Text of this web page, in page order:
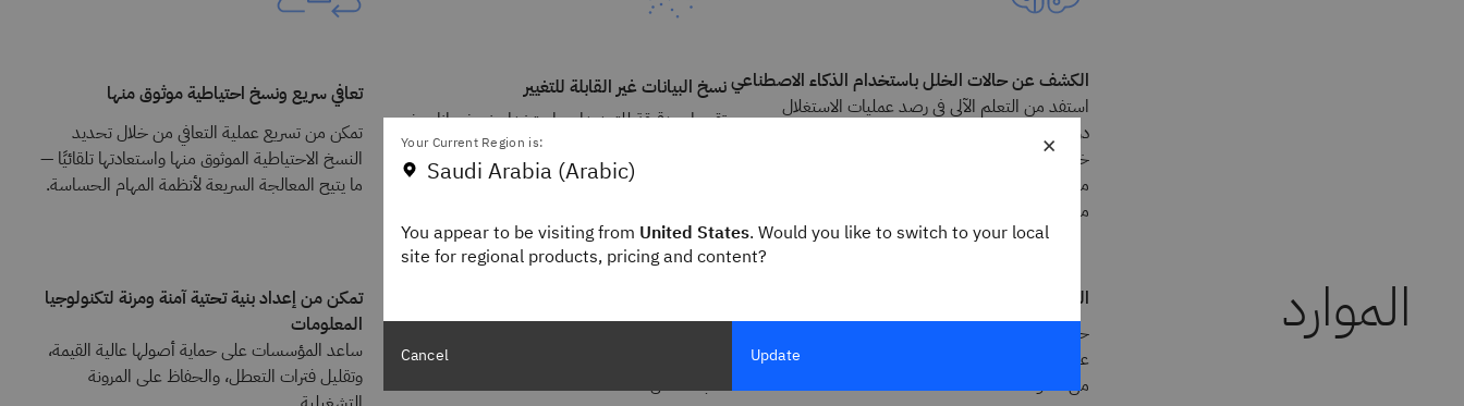
الكشف عن حالات الخلل باستخدام الذكاء الاصطناعي
استفد من التعلم الآلي في رصد عمليات الاستغلال
دون انتظار لبرامج الفدية الضارة والإتلاف الخفي من
خلال النسخ الاحتياطية لبيانات المؤسسة — ما يقلل
من النتائج الإيجابية الخاطئة، ويسرع التعافي الموثوق
منه.
نسخ البيانات غير القابلة للتغيير
تقييمات دقيقة للتهديدات باستخدام نسخ بيانات غير
قابلة للتغيير واكتشاف الإتلاف دون الحاجة إلى
استرجاع البيانات، ما يوفر تقارير جنائية مفصلة تدعم
تعافي سريع ونسخ احتياطية موثوق منها
تمكن من تسريع عملية التعافي من خلال تحديد
النسخ الاحتياطية الموثوق منها واستعادتها تلقائيًا —
ما يتيح المعالجة السريعة لأنظمة المهام الحساسة.
التعافي التلقائي من برامج الفدية الضارة
حل المرونة الإلكترونية مصمم لمساعدة المؤسسات
على تعزيز الكشف عن برامج الفدية الضارة والتعافي
من الحوادث.
الأعمال
مصمم لبيئات المؤسسات والحماية المخصصة
لأعباء العمل الحساسة
تمكن من إعداد بنية تحتية آمنة ومرنة لتكنولوجيا
المعلومات
ساعد المؤسسات على حماية أصولها عالية القيمة،
وتقليل فترات التعطل، والحفاظ على المرونة
×
Your Current Region is:
Saudi Arabia (Arabic)
You appear to be visiting from United States. Would you like to switch to your local
site for regional products, pricing and content?
Cancel Update